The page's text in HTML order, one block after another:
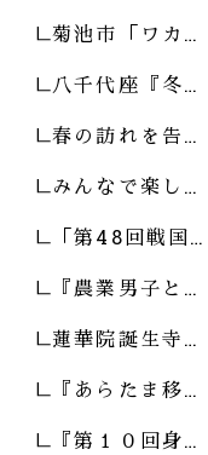
菊池市「ワカ…
八千代座『冬…
春の訪れを告…
みんなで楽し…
「第48回戦国…
『農業男子と…
蓮華院誕生寺…
『あらたま移…
『第１０回身…